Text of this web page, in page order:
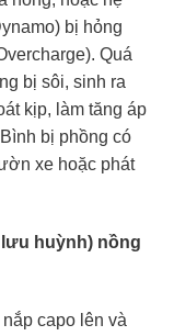
bị hỏng
Quá
bị sôi, sinh ra
kịp, làm tăng áp
bị phồng có
xe hoặc phát
huỳnh) nồng
capo lên và